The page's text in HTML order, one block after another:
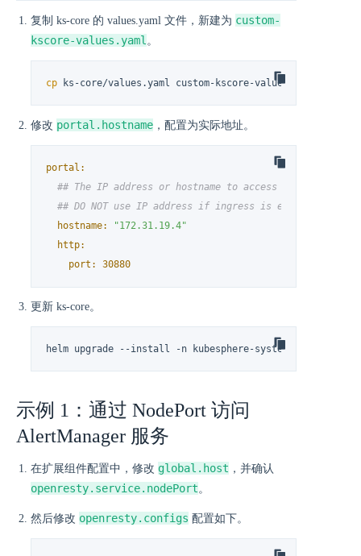
复制 ks-core 的 values.yaml 文件，新建为 custom-
kscore-values.yaml 。
cp ks-core/values.yaml custom-kscore-values.yaml
修改 portal.hostname ，配置为实际地址。
portal:
## The IP address or hostname to access ks-console
## DO NOT use IP address if ingress is enabled.
hostname:
"172.31.19.4"
http:
port:
30880
更新 ks-core。
helm upgrade --install -n kubesphere-system --create-
示例 1：通过 NodePort 访问
AlertManager 服务
在扩展组件配置中，修改 global.host ，并确认
openresty.service.nodePort。
然后修改 openresty.configs 配置如下。